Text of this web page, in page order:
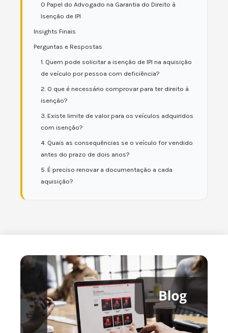
O Papel do Advogado na Garantia do Direito à
Isenção de IPI
Insights Finais
Perguntas e Respostas
1. Quem pode solicitar a isenção de IPI na aquisição
de veículo por pessoa com deficiência?
2. O que é necessário comprovar para ter direito à
isenção?
3. Existe limite de valor para os veículos adquiridos
com isenção?
4. Quais as consequências se o veículo for vendido
antes do prazo de dois anos?
5. É preciso renovar a documentação a cada
aquisição?